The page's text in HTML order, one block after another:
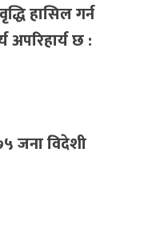
हासिल गर्न
छ :
जना विदेशी